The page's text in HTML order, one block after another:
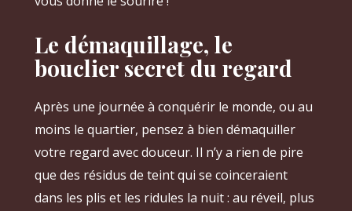
Le démaquillage, le
bouclier secret du regard
Après une journée à conquérir le monde, ou au
moins le quartier, pensez à bien démaquiller
votre regard avec douceur. Il n’y a rien de pire
que des résidus de teint qui se coinceraient
dans les plis et les ridules la nuit : au réveil, plus